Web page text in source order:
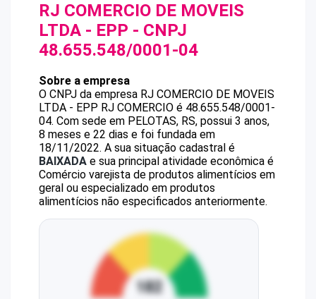
RJ COMERCIO DE MOVEIS
LTDA - EPP - CNPJ
48.655.548/0001-04
Sobre a empresa
O CNPJ da empresa RJ COMERCIO DE MOVEIS
LTDA - EPP RJ COMERCIO é 48.655.548/0001-
04. Com sede em PELOTAS, RS, possui 3 anos,
8 meses e 22 dias e foi fundada em
18/11/2022. A sua situação cadastral é
BAIXADA e sua principal atividade econômica é
Comércio varejista de produtos alimentícios em
geral ou especializado em produtos
alimentícios não especificados anteriormente.